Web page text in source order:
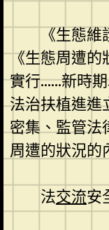
《生態維
《生態周遭的
實行……新時
法治扶植進進
密集、監管法
周遭的狀況的
法交流安